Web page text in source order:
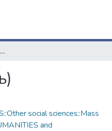
Червоний шлях. – 1930. – № 9 (88) (вересень)
social sciences::Mass
and